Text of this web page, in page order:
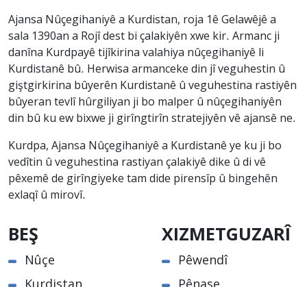
Ajansa Nûçegihaniyê a Kurdistan, roja 1ê Gelawêjê a
sala 1390an a Rojî dest bi çalakiyên xwe kir. Armanc ji
danîna Kurdpayê tijîkirina valahiya nûçegihaniyê li
Kurdistanê bû. Herwisa armanceke din jî veguhestin û
giştgirkirina bûyerên Kurdistanê û veguhestina rastiyên
bûyeran tevlî hûrgiliyan ji bo malper û nûçegihaniyên
din bû ku ew bixwe ji girîngtirîn stratejiyên vê ajansê ne.
Kurdpa, Ajansa Nûçegihaniyê a Kurdistanê ye ku ji bo
vedîtin û veguhestina rastiyan çalakiyê dike û di vê
pêxemê de girîngiyeke tam dide pirensîp û bingehên
exlaqî û mirovî.
BEŞ
Nûçe
XIZMETGUZARÎ
Pêwendî